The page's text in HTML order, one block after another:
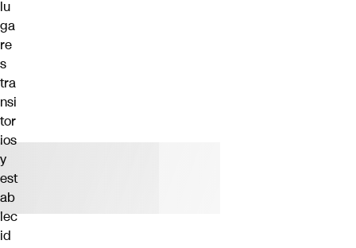
lu
ga
re
s
tra
nsi
tor
ios
y
est
ab
lec
id